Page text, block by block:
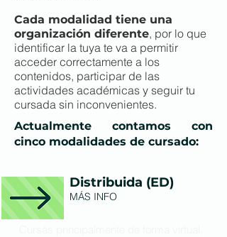
Cada modalidad tiene una
organización diferente, por lo que
identificar la tuya te va a permitir
acceder correctamente a los
contenidos, participar de las
actividades académicas y seguir tu
cursada sin inconvenientes.
Actualmente contamos con
cinco modalidades de cursado:
Distribuida (ED)
MÁS INFO